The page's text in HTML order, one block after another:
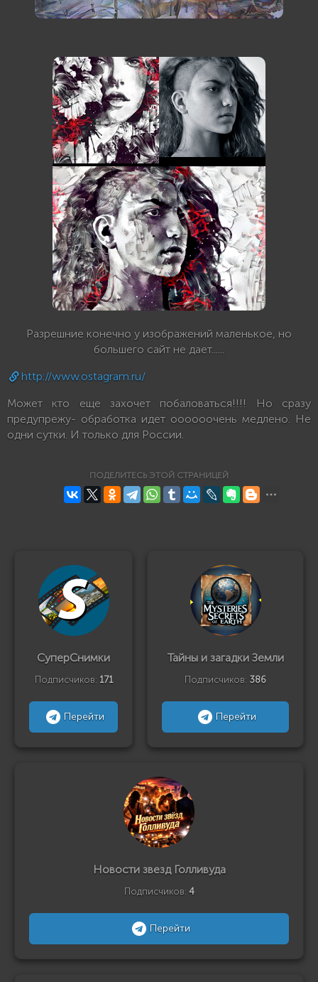
Разрешние конечно у изображений маленькое, но
большего сайт не дает......
http://www.ostagram.ru/
Может кто еще захочет побаловаться!!!! Но сразу
предупрежу- обработка идет оооооочень медлено. Не
одни сутки. И только для России.
ПОДЕЛИТЕСЬ ЭТОЙ СТРАНИЦЕЙ
СуперСнимки
Подписчиков: 171
Перейти
Тайны и загадки Земли
Подписчиков: 386
Перейти
Новости звезд Голливуда
Подписчиков: 4
Перейти